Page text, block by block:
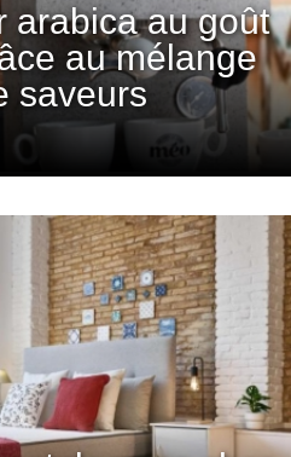
arabica au goût
au mélange
saveurs